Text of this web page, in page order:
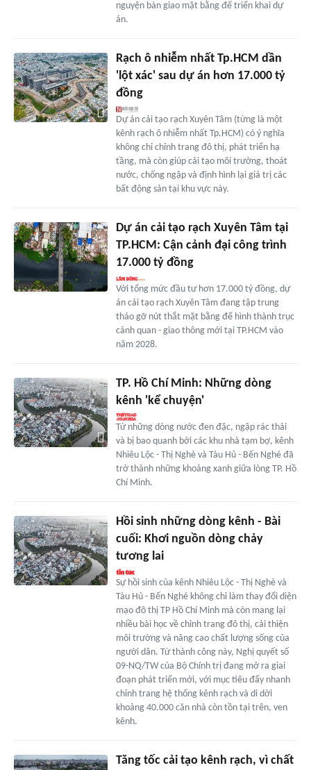
nguyện bàn giao mặt bằng để triển khai dự
án.
Rạch ô nhiễm nhất Tp.HCM dần
'lột xác' sau dự án hơn 17.000 tỷ
đồng
Dự án cải tạo rạch Xuyên Tâm (từng là một
kênh rạch ô nhiễm nhất Tp.HCM) có ý nghĩa
không chỉ chỉnh trang đô thị, phát triển hạ
tầng, mà còn giúp cải tạo môi trường, thoát
nước, chống ngập và định hình lại giá trị các
bất động sản tại khu vực này.
Dự án cải tạo rạch Xuyên Tâm tại
TP.HCM: Cận cảnh đại công trình
17.000 tỷ đồng
Với tổng mức đầu tư hơn 17.000 tỷ đồng, dự
án cải tạo rạch Xuyên Tâm đang tập trung
tháo gỡ nút thắt mặt bằng để hình thành trục
cảnh quan - giao thông mới tại TP.HCM vào
năm 2028.
TP. Hồ Chí Minh: Những dòng
kênh 'kể chuyện'
Từ những dòng nước đen đặc, ngập rác thải
và bị bao quanh bởi các khu nhà tạm bợ, kênh
Nhiêu Lộc - Thị Nghè và Tàu Hủ - Bến Nghé đã
trở thành những khoảng xanh giữa lòng TP. Hồ
Chí Minh.
Hồi sinh những dòng kênh - Bài
cuối: Khơi nguồn dòng chảy
tương lai
Sự hồi sinh của kênh Nhiêu Lộc - Thị Nghè và
Tàu Hủ - Bến Nghé không chỉ làm thay đổi diện
mạo đô thị TP Hồ Chí Minh mà còn mang lại
nhiều bài học về chỉnh trang đô thị, cải thiện
môi trường và nâng cao chất lượng sống của
người dân. Từ thành công này, Nghị quyết số
09-NQ/TW của Bộ Chính trị đang mở ra giai
đoạn phát triển mới, với mục tiêu đẩy nhanh
chỉnh trang hệ thống kênh rạch và di dời
khoảng 40.000 căn nhà còn tồn tại trên, ven
kênh.
Tăng tốc cải tạo kênh rạch, vì chất